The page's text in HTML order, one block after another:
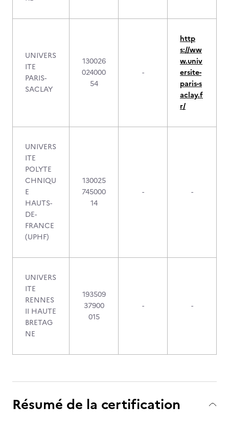
UNIVERS
ITE
PARIS-
SACLAY
130026
024000
54
-
http
s://ww
w.univ
ersite-
paris-s
aclay.f
r/
UNIVERS
ITE
POLYTE
CHNIQU
E
HAUTS-
DE-
FRANCE
(UPHF)
130025
745000
14
- -
UNIVERS
ITE
RENNES
II HAUTE
BRETAG
NE
193509
37900
015
- -
Résumé de la certification